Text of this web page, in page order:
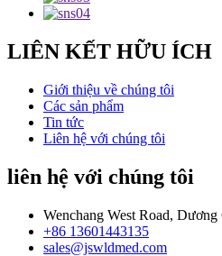
LIÊN KẾT HỮU ÍCH
Giới thiệu về chúng tôi
Các sản phẩm
Tin tức
Liên hệ với chúng tôi
liên hệ với chúng tôi
Wenchang West Road,
+86 13601443135
sales@jswldmed.com